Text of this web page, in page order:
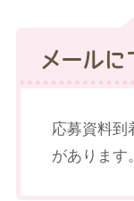
メールに
応募資料到
があります。